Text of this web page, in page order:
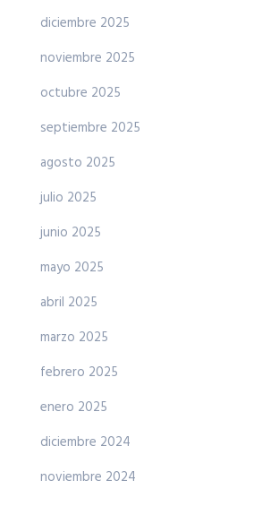
diciembre 2025
noviembre 2025
octubre 2025
septiembre 2025
agosto 2025
julio 2025
junio 2025
mayo 2025
abril 2025
marzo 2025
febrero 2025
enero 2025
diciembre 2024
noviembre 2024